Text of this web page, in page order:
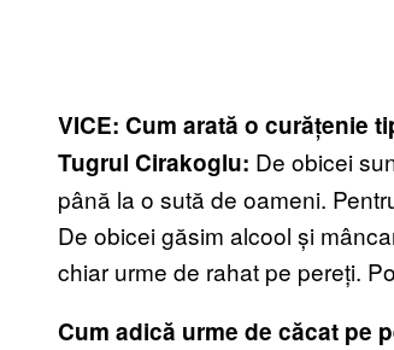
VICE: Cum arată o curățenie
Tugrul Cirakoglu: De obicei
până la o sută de oameni.
De obicei găsim alcool și
chiar urme de rahat pe pereți.
Cum adică urme de căcat pe